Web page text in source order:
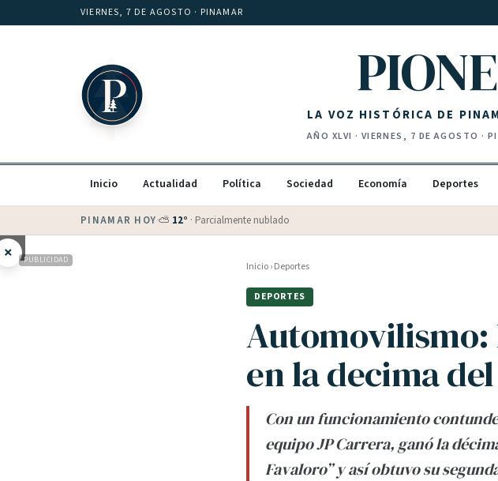
Saltar al contenidoVIERNES, 7 DE AGOSTO · PINAMAR
LA VOZ HISTÓRICA DE
AÑO XLVI · VIERNES, 7 DE AGOSTO ·
Inicio Actualidad Política Sociedad Economía Deportes
PINAMAR HOY·💵 Dólar blue$1525· oficial $1520
× PUBLICIDAD Inicio›Deportes
DEPORTES
en la decima
Con un funcionamiento
equipo JP Carrera, ganó la
Favaloro” y así obtuvo su